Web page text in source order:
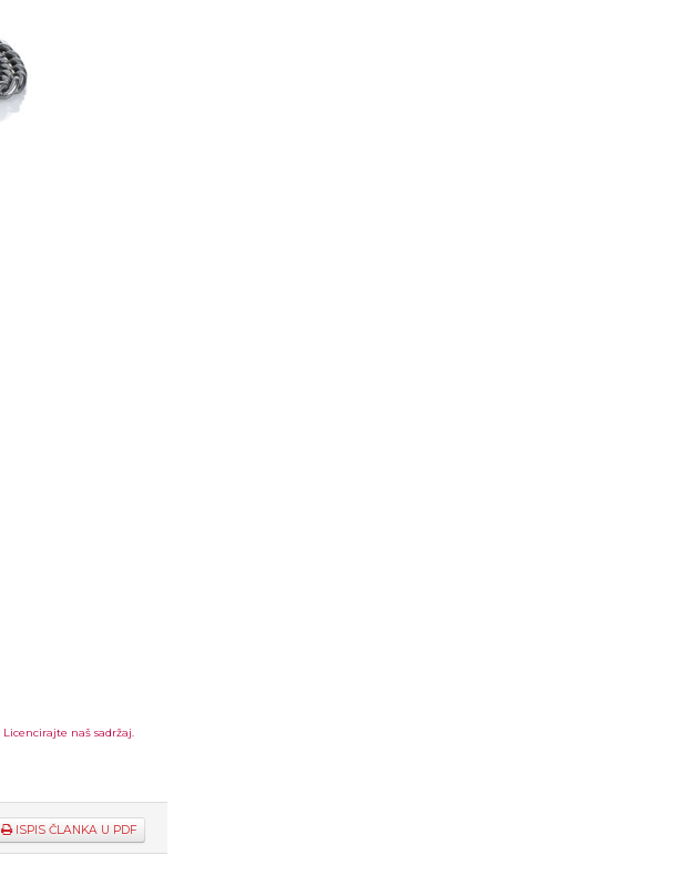
Licencirajte naš sadržaj.
ISPIS ČLANKA U PDF